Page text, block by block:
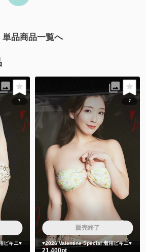
単品商品一覧へ
7
ビキニ♥️
7
販売終了
♥️2026 Valentine Special 着用ビキニ♥️
21,400pt